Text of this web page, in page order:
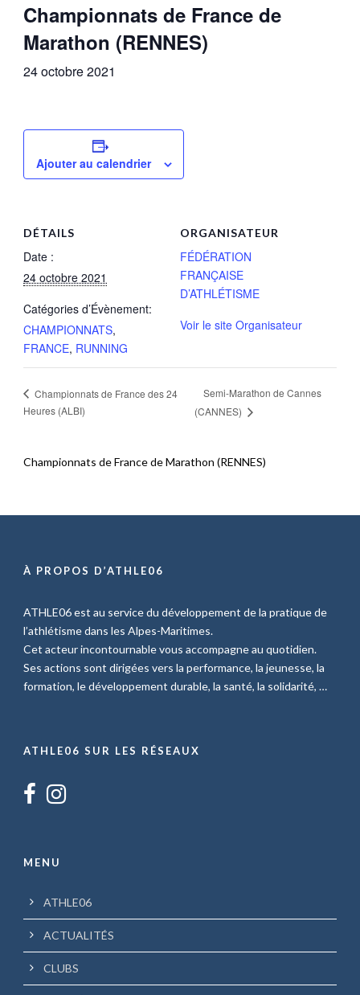
Championnats de France de
Marathon (RENNES)
24 octobre 2021
Ajouter au calendrier
DÉTAILS
Date :
24 octobre 2021
Catégories d’Évènement:
CHAMPIONNATS,
FRANCE, RUNNING
ORGANISATEUR
FÉDÉRATION
FRANÇAISE
D’ATHLÉTISME
Voir le site Organisateur
Championnats de France des 24
Heures (ALBI)
Semi-Marathon de Cannes
(CANNES)
Championnats de France de Marathon (RENNES)
À PROPOS D’ATHLE06
ATHLE06 est au service du développement de la pratique de
l’athlétisme dans les Alpes-Maritimes.
Cet acteur incontournable vous accompagne au quotidien.
Ses actions sont dirigées vers la performance, la jeunesse, la
formation, le développement durable, la santé, la solidarité, …
ATHLE06 SUR LES RÉSEAUX
MENU
ATHLE06
ACTUALITÉS
CLUBS